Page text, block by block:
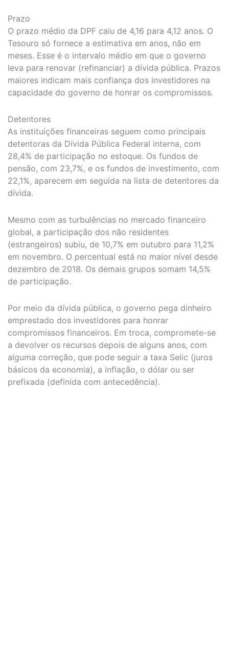
Prazo
O prazo médio da DPF caiu de 4,16 para 4,12 anos. O
Tesouro só fornece a estimativa em anos, não em
meses. Esse é o intervalo médio em que o governo
leva para renovar (refinanciar) a dívida pública. Prazos
maiores indicam mais confiança dos investidores na
capacidade do governo de honrar os compromissos.
Detentores
As instituições financeiras seguem como principais
detentoras da Dívida Pública Federal interna, com
28,4% de participação no estoque. Os fundos de
pensão, com 23,7%, e os fundos de investimento, com
22,1%, aparecem em seguida na lista de detentores da
dívida.
Mesmo com as turbulências no mercado financeiro
global, a participação dos não residentes
(estrangeiros) subiu, de 10,7% em outubro para 11,2%
em novembro. O percentual está no maior nível desde
dezembro de 2018. Os demais grupos somam 14,5%
de participação.
Por meio da dívida pública, o governo pega dinheiro
emprestado dos investidores para honrar
compromissos financeiros. Em troca, compromete-se
a devolver os recursos depois de alguns anos, com
alguma correção, que pode seguir a taxa Selic (juros
básicos da economia), a inflação, o dólar ou ser
prefixada (definida com antecedência).